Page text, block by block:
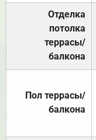
Отделка
потолка
террасы/
балкона
Пол террасы/
балкона